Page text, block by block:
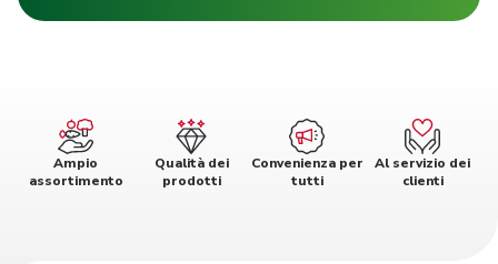
Ampio
assortimento
Qualità dei
prodotti
Convenienza per
tutti
Al servizio dei
clienti